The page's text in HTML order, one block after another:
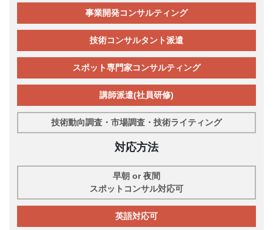
事業開発コンサルティング
技術コンサルタント派遣
スポット専門家コンサルティング
講師派遣(社員研修)
技術動向調査・市場調査・技術ライティング
対応方法
早朝 or 夜間
スポットコンサル対応可
英語対応可